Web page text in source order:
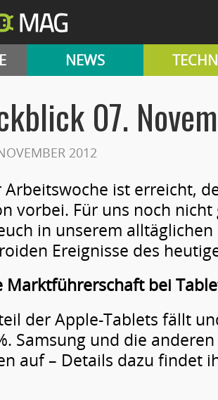
NEWS
07.
2012
ist erreicht,
vorbei. Für uns noch nicht
in unserem alltäglichen
Ereignisse des
Marktführerschaft bei
der Apple-Tablets fällt
Samsung und die
auf – Details dazu findet